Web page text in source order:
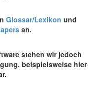
Glossar/Lexikon und
an.
stehen wir jedoch
beispielsweise hier